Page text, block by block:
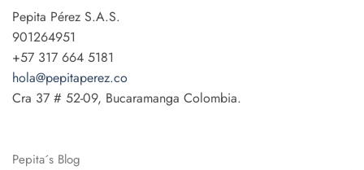
Pepita Pérez S.A.S.
901264951
+57 317 664 5181
hola@pepitaperez.co
Cra 37 # 52-09, Bucaramanga Colombia.
Pepita´s Blog